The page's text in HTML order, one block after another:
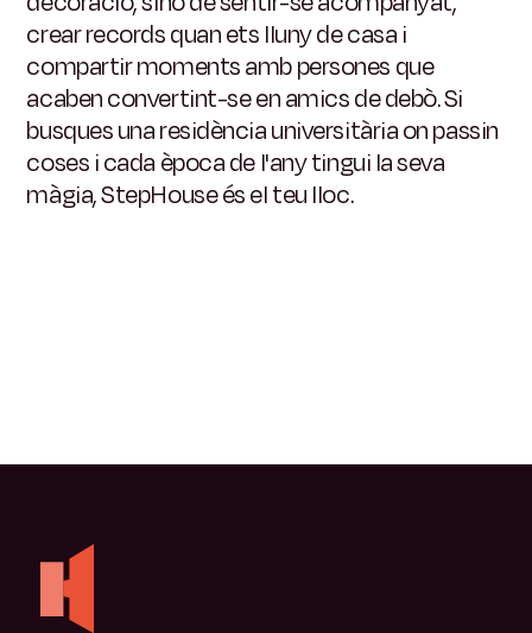
crear records quan ets lluny de casa i
compartir moments amb persones que
acaben convertint-se en amics de debò. Si
busques una residència universitària on passin
coses i cada època de l'any tingui la seva
màgia, StepHouse és el teu lloc.